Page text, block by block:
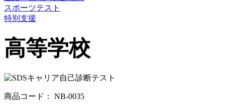
スポーツテスト
特別支援
高等学校
商品コード： NB-0035